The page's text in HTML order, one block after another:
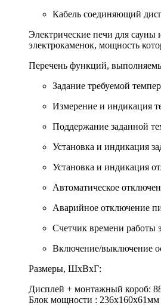
Кабель соединяющий
Электрические печи для
электрокаменок, мощность
Перечень функций,
Задание требуемой
Измерение и индикация
Поддержание заданной
Установка и индикация
Установка и индикация
Автоматическое
Аварийное отключение
Счетчик времени работы
Включение/выключение
Размеры, ШхВхГ:
Дисплей + монтажный короб:
Блок мощности : 236х160х61мм